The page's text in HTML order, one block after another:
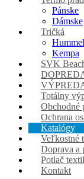
Pánske
Dámske
Tričká
Hummel
Kempa
SVK
Totálny
Obchodné
Ochrana
Katalógy
Veľkostné
Doprava a
Potlač
Kontakt